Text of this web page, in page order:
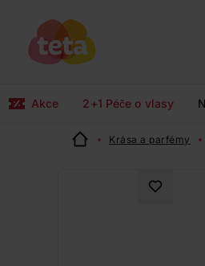
Akce 2+1 Péče o vlasy
Krása a parfémy